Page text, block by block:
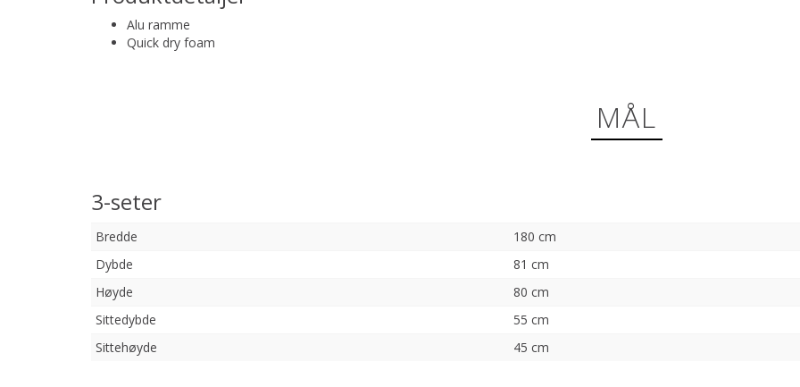
Alu ramme
Quick dry foam
MÅL
3-seter
Bredde
180 cm
Dybde
81 cm
Høyde
80 cm
Sittedybde
55 cm
Sittehøyde
45 cm